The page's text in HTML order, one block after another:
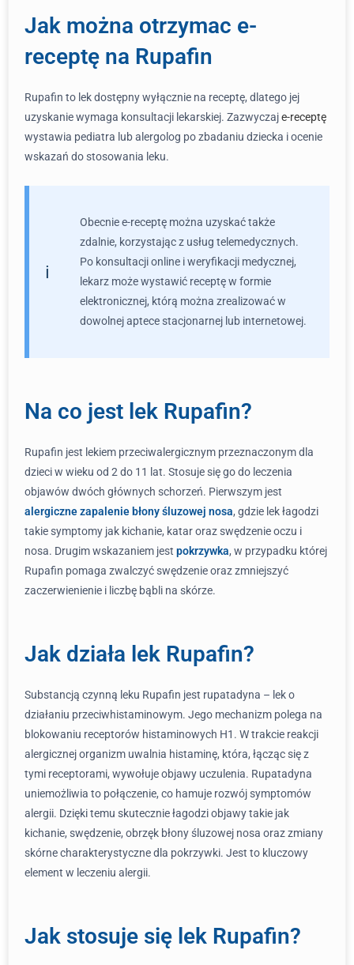
Jak można otrzymac e-
receptę na Rupafin
Rupafin to lek dostępny wyłącznie na receptę, dlatego jej
uzyskanie wymaga konsultacji lekarskiej. Zazwyczaje-receptę
wystawia pediatra lub alergolog po zbadaniu dziecka i ocenie
wskazań do stosowania leku.
Obecnie e-receptę można uzyskać także
zdalnie, korzystając z usług telemedycznych.
Po konsultacji online i weryfikacji medycznej,
lekarz może wystawić receptę w formie
elektronicznej, którą można zrealizować w
dowolnej aptece stacjonarnej lub internetowej.
Na co jest lek Rupafin?
Rupafin jest lekiem przeciwalergicznym przeznaczonym dla
dzieci w wieku od 2 do 11 lat. Stosuje się go do leczenia
objawów dwóch głównych schorzeń. Pierwszym jest
alergiczne zapalenie błony śluzowej nosa, gdzie lek łagodzi
takie symptomy jak kichanie, katar oraz swędzenie oczu i
nosa. Drugim wskazaniem jest pokrzywka, w przypadku której
Rupafin pomaga zwalczyć swędzenie oraz zmniejszyć
zaczerwienienie i liczbę bąbli na skórze.
Jak działa lek Rupafin?
Substancją czynną leku Rupafin jest rupatadyna – lek o
działaniu przeciwhistaminowym. Jego mechanizm polega na
blokowaniu receptorów histaminowych H1. W trakcie reakcji
alergicznej organizm uwalnia histaminę, która, łącząc się z
tymi receptorami, wywołuje objawy uczulenia. Rupatadyna
uniemożliwia to połączenie, co hamuje rozwój symptomów
alergii. Dzięki temu skutecznie łagodzi objawy takie jak
kichanie, swędzenie, obrzęk błony śluzowej nosa oraz zmiany
skórne charakterystyczne dla pokrzywki. Jest to kluczowy
element w leczeniu alergii.
Jak stosuje się lek Rupafin?